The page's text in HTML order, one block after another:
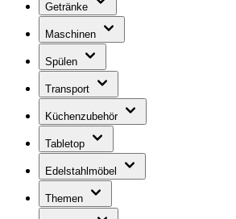
Getränke
Maschinen
Spülen
Transport
Küchenzubehör
Tabletop
Edelstahlmöbel
Themen